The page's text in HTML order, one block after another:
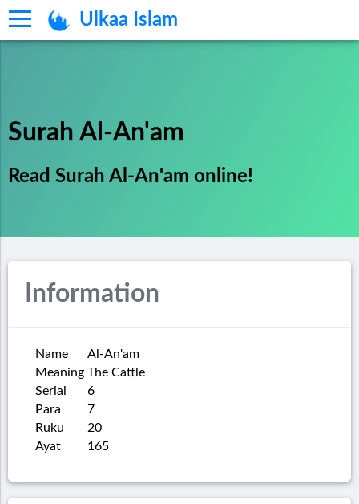
Ulkaa Islam
Surah Al-An'am
Read Surah Al-An'am online!
Information
Name
Al-An'am
Meaning The Cattle
Serial
6
Para
7
Ruku
20
Ayat
165